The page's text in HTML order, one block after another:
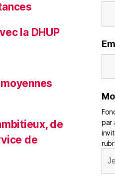
la DHUP
de
de
par